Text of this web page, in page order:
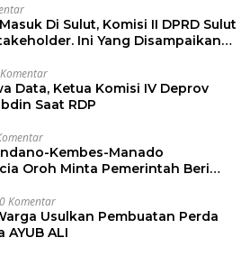
Di Sulut, Komisi II DPRD Sulut
Ini Yang Disampaikan
Data, Ketua Komisi IV Deprov
Saat RDP
Kembes-Manado
Oroh Minta Pemerintah Beri
0 Komentar
Usulkan Pembuatan Perda
AYUB ALI